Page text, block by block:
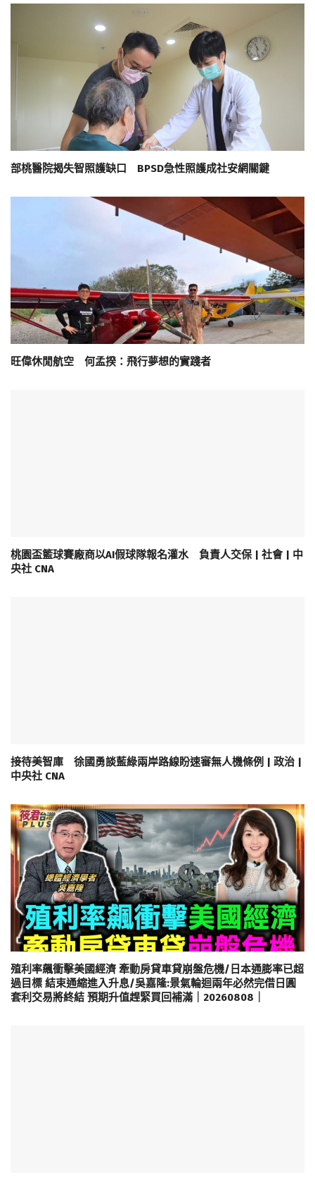
部桃醫院揭失智照護缺口 BPSD急性照護成社安網關鍵
旺偉休閒航空 何孟揆：飛行夢想的實踐者
桃園盃籃球賽廠商以AI假球隊報名灌水 負責人交保 | 社會 | 中
央社 CNA
接待美智庫 徐國勇談藍綠兩岸路線盼速審無人機條例 | 政治 |
中央社 CNA
殖利率飆衝擊美國經濟 牽動房貸車貸崩盤危機/日本通膨率已超
過目標 結束通縮進入升息/吳嘉隆:景氣輪迴兩年必然完借日圓
套利交易將終結 預期升值趕緊買回補滿｜20260808｜